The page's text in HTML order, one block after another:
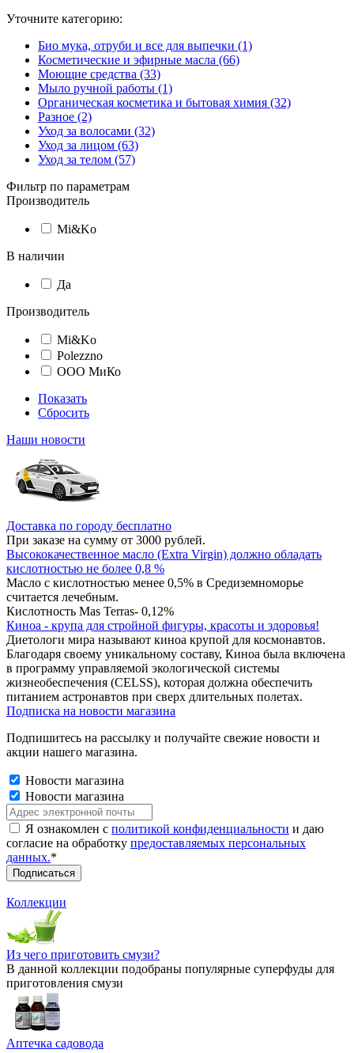
Уточните категорию:
Био мука, отруби и все для выпечки (1)
Косметические и эфирные масла (66)
Моющие средства (33)
Мыло ручной работы (1)
Органическая косметика и бытовая химия (32)
Разное (2)
Уход за волосами (32)
Уход за лицом (63)
Уход за телом (57)
Фильтр по параметрам
Производитель
Mi&Ko
В наличии
Да
Производитель
Mi&Ko
Polezzno
ООО МиКо
Показать
Сбросить
Наши новости
Доставка по городу бесплатно
При заказе на сумму от 3000 рублей.
Высококачественное масло (Extra Virgin) должно обладать
кислотностью не более 0,8 %
Масло с кислотностью менее 0,5% в Средиземноморье
считается лечебным.
Кислотность Mas Terras- 0,12%
Киноа - крупа для стройной фигуры, красоты и здоровья!
Диетологи мира называют киноа крупой для космонавтов.
Благодаря своему уникальному составу, Киноа была включена
в программу управляемой экологической системы
жизнеобеспечения (CELSS), которая должна обеспечить
питанием астронавтов при сверх длительных полетах.
Подписка на новости магазина
Подпишитесь на рассылку и получайте свежие новости и
акции нашего магазина.
Новости магазина
Новости магазина
Я ознакомлен с политикой конфиденциальности и даю
согласие на обработку предоставляемых персональных
данных.*
Коллекции
Из чего приготовить смузи?
В данной коллекции подобраны популярные суперфуды для
приготовления смузи
Аптечка садовода